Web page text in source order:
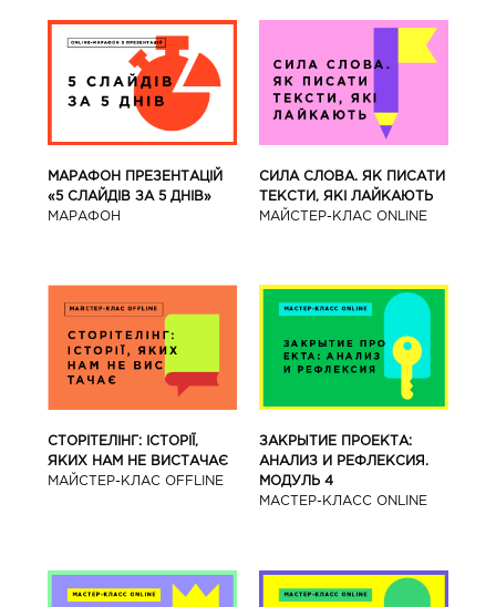
МАРАФОН ПРЕЗЕНТАЦІЙ
«5 СЛАЙДІВ ЗА 5 ДНІВ»
МАРАФОН
СИЛА СЛОВА. ЯК ПИСАТИ
ТЕКСТИ, ЯКІ ЛАЙКАЮТЬ
МАЙСТЕР-КЛАС ONLINE
СТОРІТЕЛІНГ: ІСТОРІЇ,
ЯКИХ НАМ НЕ ВИСТАЧАЄ
МАЙСТЕР-КЛАС OFFLINE
ЗАКРЫТИЕ ПРОЕКТА:
АНАЛИЗ И РЕФЛЕКСИЯ.
МОДУЛЬ 4
МАСТЕР-КЛАСС ONLINE